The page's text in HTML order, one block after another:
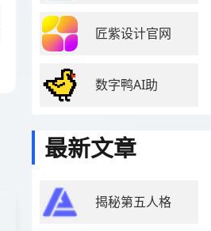
匠紫设计官网
数字鸭AI助
最新文章
揭秘第五人格